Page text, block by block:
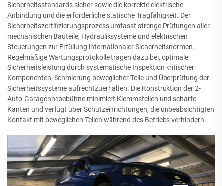
Sicherheitsstandards sicher sowie die korrekte elektrische
Anbindung und die erforderliche statische Tragfähigkeit. Der
Sicherheitszertifizierungsprozess umfasst strenge Prüfungen aller
mechanischen Bauteile, Hydrauliksysteme und elektrischen
Steuerungen zur Erfüllung internationaler Sicherheitsnormen.
Regelmäßige Wartungsprotokolle tragen dazu bei, optimale
Sicherheitsleistung durch systematische Inspektion kritischer
Komponenten, Schmierung beweglicher Teile und Überprüfung der
Sicherheitssysteme aufrechtzuerhalten. Die Konstruktion der 2-
Auto-Garagenhebebühne minimiert Klemmstellen und scharfe
Kanten und verfügt über Schutzeinrichtungen, die unbeabsichtigten
Kontakt mit beweglichen Teilen während des Betriebs verhindern.